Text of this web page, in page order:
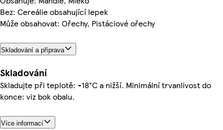
Bez: Cereálie obsahující lepek
Může obsahovat: Ořechy, Pistáciové ořechy
Skladování a příprava
Skladování
Skladujte při teplotě: -18°C a nižší. Minimální trvanlivost do
konce: viz bok obalu.
Více informací